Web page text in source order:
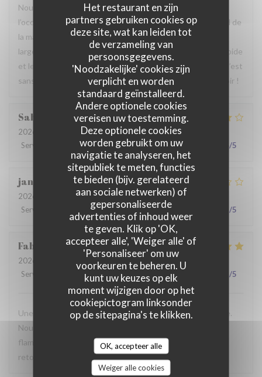
Het restaurant en zijn
partners gebruiken cookies op
deze site, wat kan leiden tot
de verzameling van
persoonsgegevens.
'Noodzakelijke' cookies zijn
verplicht en worden
standaard geïnstalleerd.
Andere optionele cookies
vereisen uw toestemming.
Deze optionele cookies
worden gebruikt om uw
navigatie te analyseren, het
sitepubliek te meten, functies
te bieden (bijv. gerelateerd
aan sociale netwerken) of
gepersonaliseerde
advertenties of inhoud weer
te geven. Klik op 'OK,
accepteer alle', 'Weiger alle' of
'Personaliseer' om uw
voorkeuren te beheren. U
kunt uw keuzes op elk
moment wijzigen door op het
cookiepictogram linksonder
op de sitepagina's te klikken.
OK, accepteer alle
Weiger alle cookies
Nous avons passé un agréable moment en famille. Ce fut
l’occasion, pour certains d’entre nous, de découvrir le Nord de
la manière la plus authentique qui soit. Le repas était
largement à la hauteur de nos attentes, le service était rapide
et le personnel particulièrement agréable et accueillant. C’est
sans hésiter que nous reviendrons. Au plaisir de vous revoir !
Sabrina
2026-07-25
- 21:00 - Gasten 2
Service
Atmosfeer:4/5 Keuken: 4/5 Kwaliteit / Prijs /5
jan
2026-07-28
- 19:30 - Gasten 2
Service
Atmosfeer:3/5 Keuken:3/5 Kwaliteit / Prijs /5
Fabrice
2026-07-19
- 12:00 - Gasten 3
Service
Atmosfeer Kwaliteit / Prijs /5
Une table sympathique avec son atmosphère authentique.
Nous avons apprécié notre déjeuner (moule, carbonade,
flamiche au maroilles, etc) et le service. Pourquoi pas y
retourner lors d'un prochaine passage à Lilles.